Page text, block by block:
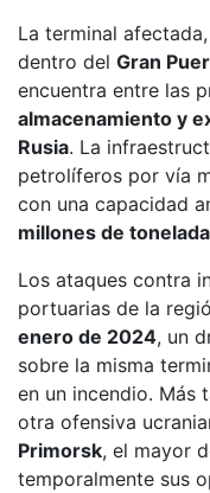
La terminal
dentro del Gran
encuentra entre las
almacenamiento y
Rusia. La
petrolíferos por vía
con una capacidad
millones de
Los ataques contra
portuarias de la
enero de 2024, un
sobre la misma
en un incendio. Más
otra ofensiva
Primorsk, el mayor
temporalmente sus